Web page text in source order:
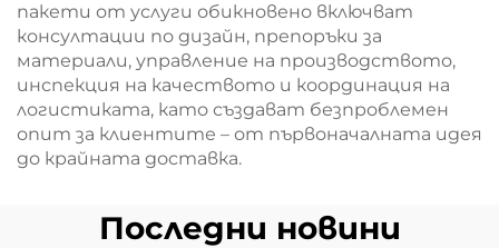
пакети от услуги обикновено включват
консултации по дизайн, препоръки за
материали, управление на производството,
инспекция на качеството и координация на
логистиката, като създават безпроблемен
опит за клиентите – от първоначалната идея
до крайната доставка.
Последни новини